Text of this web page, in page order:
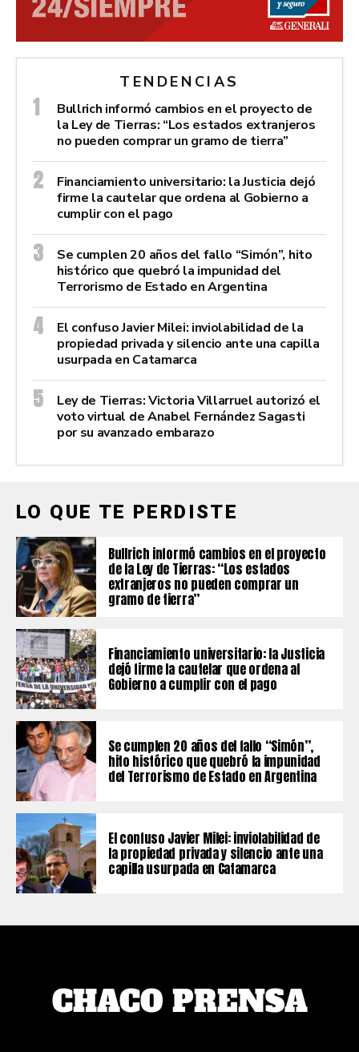
TENDENCIAS
Bullrich informó cambios en el proyecto de
la Ley de Tierras: “Los estados extranjeros
no pueden comprar un gramo de tierra”
Financiamiento universitario: la Justicia dejó
firme la cautelar que ordena al Gobierno a
cumplir con el pago
Se cumplen 20 años del fallo “Simón”, hito
histórico que quebró la impunidad del
Terrorismo de Estado en Argentina
El confuso Javier Milei: inviolabilidad de la
propiedad privada y silencio ante una capilla
usurpada en Catamarca
Ley de Tierras: Victoria Villarruel autorizó el
voto virtual de Anabel Fernández Sagasti
por su avanzado embarazo
LO QUE TE PERDISTE
Bullrich informó cambios en el proyecto
de la Ley de Tierras: “Los estados
extranjeros no pueden comprar un
gramo de tierra”
Financiamiento universitario: la Justicia
dejó firme la cautelar que ordena al
Gobierno a cumplir con el pago
Se cumplen 20 años del fallo “Simón”,
hito histórico que quebró la impunidad
del Terrorismo de Estado en Argentina
El confuso Javier Milei: inviolabilidad de
la propiedad privada y silencio ante una
capilla usurpada en Catamarca